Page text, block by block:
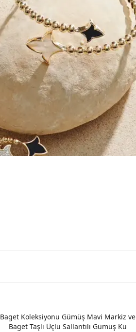
Baget Koleksiyonu Gümüş Mavi Markiz ve
Baget Taşlı Üçlü Sallantılı Gümüş Kü